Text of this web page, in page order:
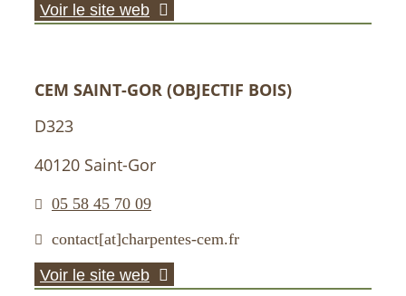
Voir le site web
CEM SAINT-GOR (OBJECTIF BOIS)
D323
40120 Saint-Gor
05 58 45 70 09
contact[at]charpentes-cem.fr
Voir le site web